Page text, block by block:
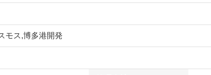
モス,博多港開発